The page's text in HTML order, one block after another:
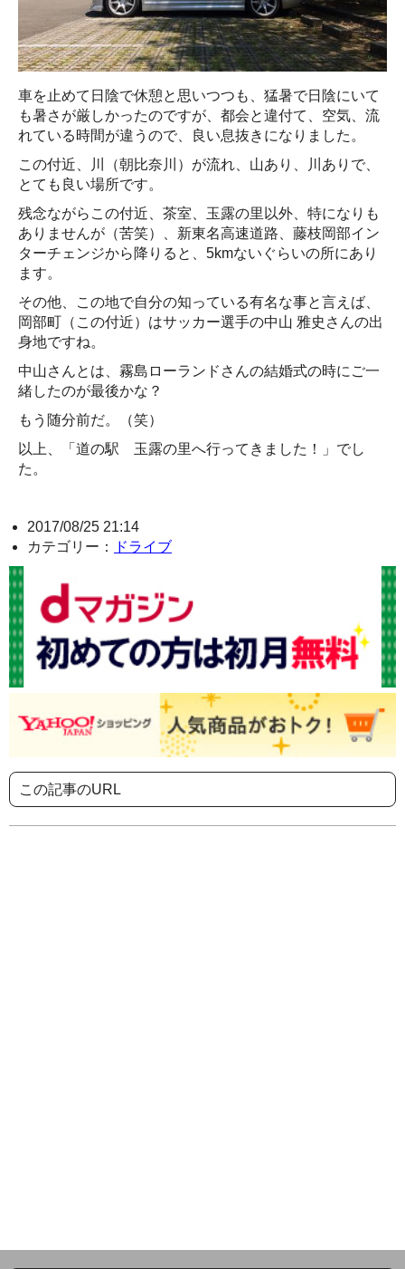
車を止めて日陰で休憩と思いつつも、猛暑で日陰にいて
も暑さが厳しかったのですが、都会と違付て、空気、流
れている時間が違うので、良い息抜きになりました。
この付近、川（朝比奈川）が流れ、山あり、川ありで、
とても良い場所です。
残念ながらこの付近、茶室、玉露の里以外、特になりも
ありませんが（苦笑）、新東名高速道路、藤枝岡部イン
ターチェンジから降りると、5kmないぐらいの所にあり
ます。
その他、この地で自分の知っている有名な事と言えば、
岡部町（この付近）はサッカー選手の中山 雅史さんの出
身地ですね。
中山さんとは、霧島ローランドさんの結婚式の時にご一
緒したのが最後かな？
もう随分前だ。（笑）
以上、「道の駅 玉露の里へ行ってきました！」でし
た。
2017/08/25 21:14
カテゴリー：
ドライブ
この記事のURL